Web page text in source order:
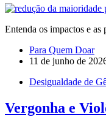
Entenda os impactos e
Para Quem Doar
11 de junho de
Desigualdade de
Vergonha e